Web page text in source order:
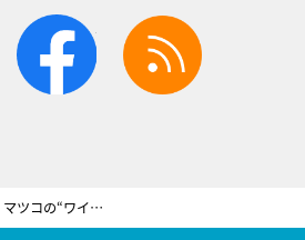
twitter facebook
マツコの“ワイルド”すぎるお正月の過ごし方！有吉「海賊じゃん」と驚がく